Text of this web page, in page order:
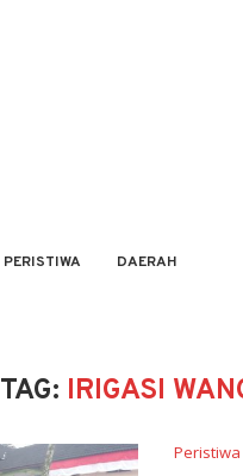
PERISTIWA DAERAH
TAG: IRIGASI
Peristiwa